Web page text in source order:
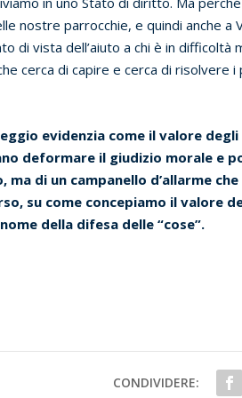
nostre parrocchie, e quindi anche a
di vista dell’aiuto a chi è in
cerca di capire e cerca di risolvere
evidenzia come il valore
deformare il giudizio morale e
ma di un campanello d’allarme
su come concepiamo il valore
della difesa delle “cose”.
CONDIVIDERE: